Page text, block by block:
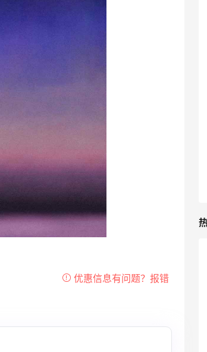
无门槛7.5折
Macy's：美妆精选10日闪促 低至5折+免